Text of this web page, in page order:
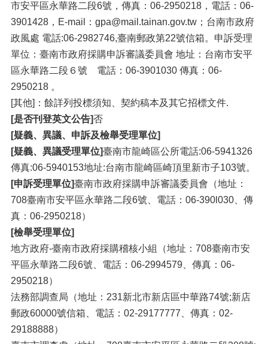
市安平區永華路二段6號，傳真：06-2950218，電話：06-
3901428，E-mail：gpa@mail.tainan.gov.tw；台南市政府
政風處 電話:06-2982746,臺南郵政第22號信箱。申訴受理
單位：臺南市政府採購申訴審議委員會 地址：台南市安平
區永華路二段６號 電話：06-3901030 傳真：06-
2950218 。
[其他]：餘詳列投標須知、契約稿本及其它招標文件.
[是否刊登英文公告]否
[疑義、異議、申訴及檢舉受理單位]
[疑義、異議受理單位]臺南市龍崎區公所電話:06-5941326
傳真:06-5940153地址:台南市龍崎區崎頂里新市子103號。
[申訴受理單位]臺南市政府採購申訴審議委員會（地址：
708臺南市安平區永華路二段6號、電話：06-390l030、傳
真：06-2950218）
[檢舉受理單位]
地方政府-臺南市政府採購稽核小組（地址：708臺南市安
平區永華路二段6號、電話：06-2994579、傳真：06-
2950218）
法務部調查局（地址：231新北市新店區中華路74號;新店
郵政60000號信箱、電話：02-29177777、傳真：02-
29188888）